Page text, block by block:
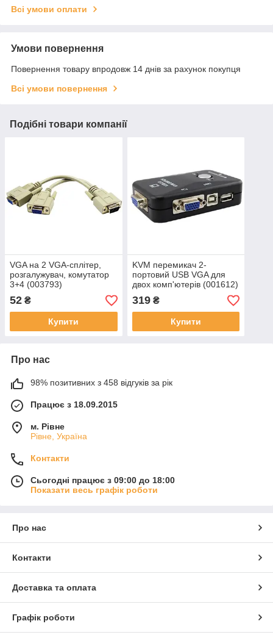
Всі умови оплати
Умови повернення
Повернення товару впродовж 14 днів за рахунок покупця
Всі умови повернення
Подібні товари компанії
VGA на 2 VGA-сплітер,
розгалужувач, комутатор
3+4 (003793)
52 ₴
Купити
KVM перемикач 2-
портовий USB VGA для
двох комп'ютерів (001612)
319₴
Купити
Про нас
98% позитивних з 458 відгуків за рік
Працює з 18.09.2015
м. Рівне
Рівне, Україна
Контакти
Сьогодні працює з 09:00 до 18:00
Показати весь графік роботи
Про нас
Контакти
Доставка та оплата
Графік роботи